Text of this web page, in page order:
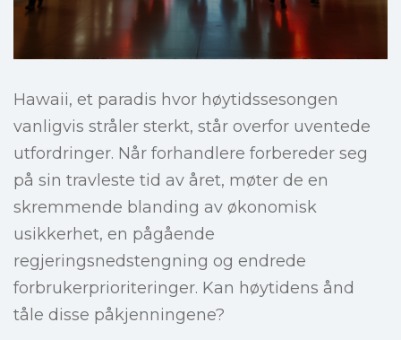
Hawaii, et paradis hvor høytidssesongen
vanligvis stråler sterkt, står overfor uventede
utfordringer. Når forhandlere forbereder seg
på sin travleste tid av året, møter de en
skremmende blanding av økonomisk
usikkerhet, en pågående
regjeringsnedstengning og endrede
forbrukerprioriteringer. Kan høytidens ånd
tåle disse påkjenningene?